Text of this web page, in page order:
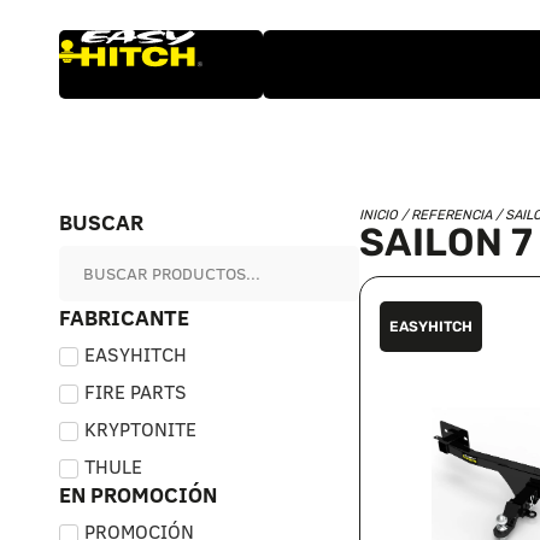
BUSCAR
FABRICANTE
EASYHITCH
FIRE PARTS
KRYPTONITE
THULE
EN PROMOCIÓN
PROMOCIÓN
INICIO/ REFERENCIA /
SAILON 7
EASYHITCH